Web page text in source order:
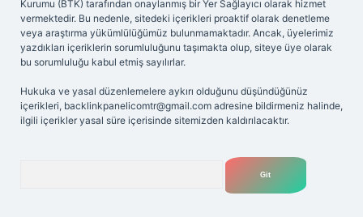
Kurumu (BTK) tarafından onaylanmış bir Yer Sağlayıcı olarak hizmet
vermektedir. Bu nedenle, sitedeki içerikleri proaktif olarak denetleme
veya araştırma yükümlülüğümüz bulunmamaktadır. Ancak, üyelerimiz
yazdıkları içeriklerin sorumluluğunu taşımakta olup, siteye üye olarak
bu sorumluluğu kabul etmiş sayılırlar.
Hukuka ve yasal düzenlemelere aykırı olduğunu düşündüğünüz
içerikleri, backlinkpanelicomtr@gmail.com adresine bildirmeniz halinde,
ilgili içerikler yasal süre içerisinde sitemizden kaldırılacaktır.